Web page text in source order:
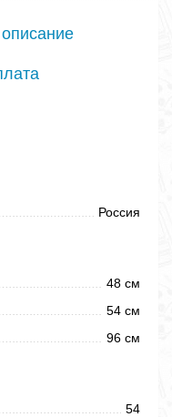
Россия
48 см
54 см
96 см
54